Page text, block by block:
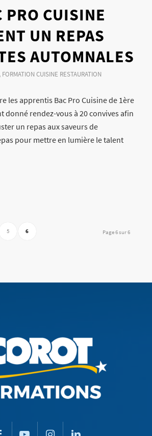
PRO CUISINE
UN REPAS
AUTOMNALES
FORMATION CUISINE RESTAURATION
les apprentis Bac Pro Cuisine de 1ère
donné rendez-vous à 20 convives afin
un repas aux saveurs de
pour mettre en lumière le talent
Page 6 sur 6
5 6